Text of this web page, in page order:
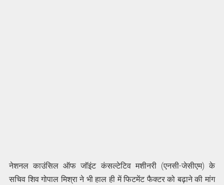
नेशनल काउंसिल ऑफ जॉइंट कंसल्टेटिव मशीनरी (एनसी-जेसीएम) के
सचिव शिव गोपाल मिश्रा ने भी हाल ही में फिटमेंट फैक्टर को बढ़ाने की मांग